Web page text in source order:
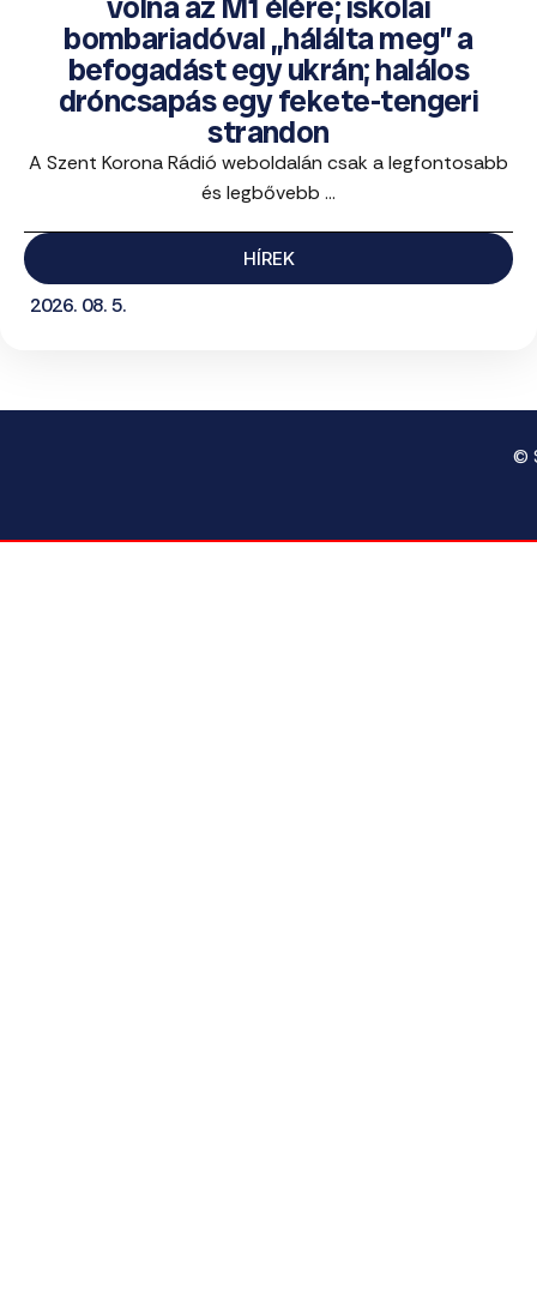
bombariadóval „hálálta meg” a
befogadást egy ukrán; halálos
dróncsapás egy fekete-tengeri
strandon
A Szent Korona Rádió weboldalán csak a legfontosabb
és legbővebb ...
HÍREK
2026. 08. 5.
©